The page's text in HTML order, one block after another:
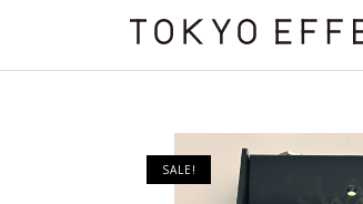
SALE!